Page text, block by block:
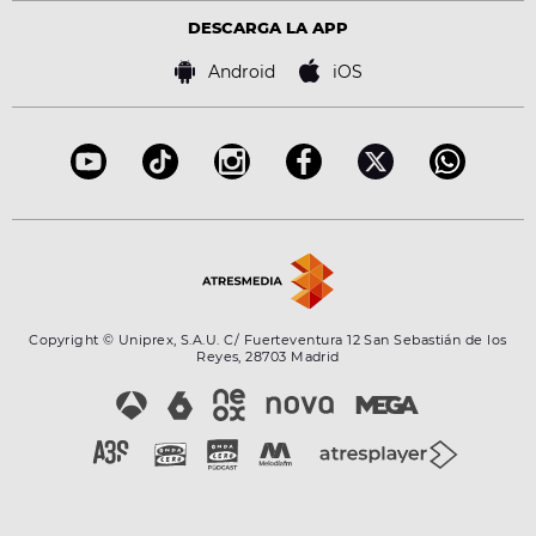
Bases de concursos
DESCARGA LA APP
Android iOS
Copyright © Uniprex, S.A.U. C/ Fuerteventura 12 San Sebastián de los
Reyes, 28703 Madrid